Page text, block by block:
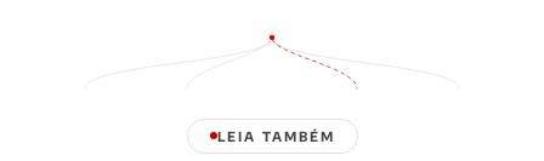
LEIA TAMBÉM